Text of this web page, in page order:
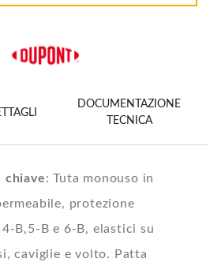
DOCUMENTAZIONE
TECNICA
chiave: Tuta monouso in
protezione
B,5-B e 6-B, elastici su
caviglie e volto. Patta